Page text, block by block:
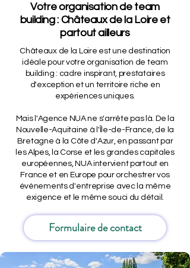
Votre organisation de team
building : Châteaux de la Loire et
partout ailleurs
Châteaux de la Loire est une destination
idéale pour votre organisation de team
building : cadre inspirant, prestataires
d'exception et un territoire riche en
expériences uniques.
Mais l'Agence NUA ne s'arrête pas là. De la
Nouvelle-Aquitaine à l'Île-de-France, de la
Bretagne à la Côte d'Azur, en passant par
les Alpes, la Corse et les grandes capitales
européennes, NUA intervient partout en
France et en Europe pour orchestrer vos
événements d'entreprise avec la même
exigence et le même souci du détail.
Formulaire de contact